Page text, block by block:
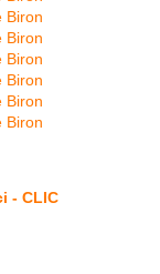
- CLIC